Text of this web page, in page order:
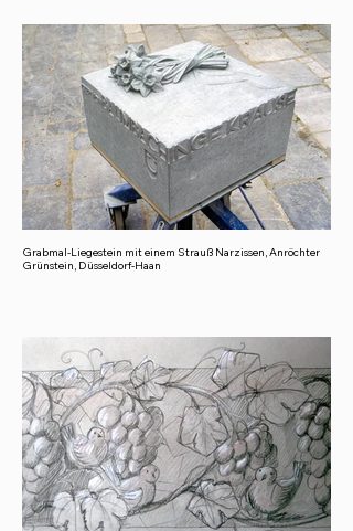
Grabmal-Liegestein mit einem Strauß Narzissen, Anröchter
Grünstein, Düsseldorf-Haan